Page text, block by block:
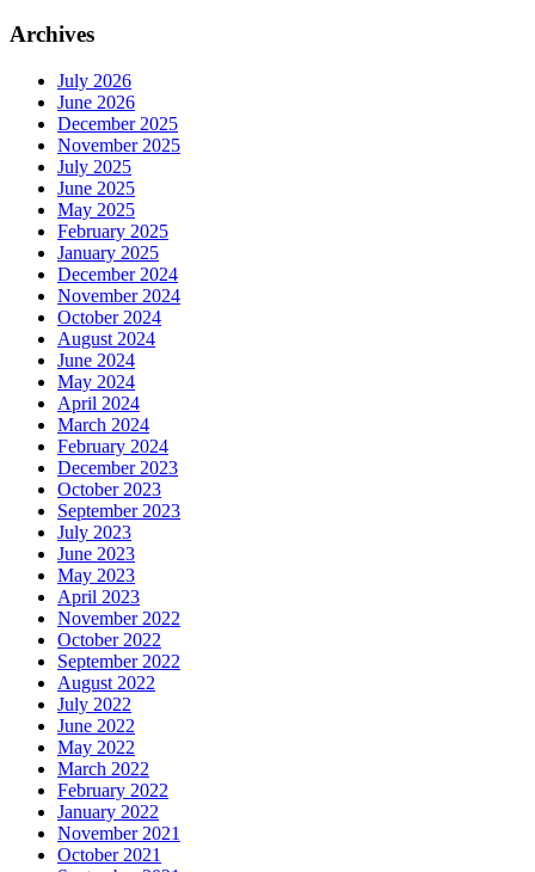
Archives
July 2026
June 2026
December 2025
November 2025
July 2025
June 2025
May 2025
February 2025
January 2025
December 2024
November 2024
October 2024
August 2024
June 2024
May 2024
April 2024
March 2024
February 2024
December 2023
October 2023
September 2023
July 2023
June 2023
May 2023
April 2023
November 2022
October 2022
September 2022
August 2022
July 2022
June 2022
May 2022
March 2022
February 2022
January 2022
November 2021
October 2021